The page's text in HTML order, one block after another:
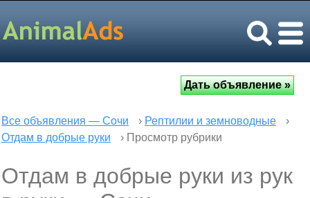
Все объявления — Сочи › Рептилии и земноводные
›
Отдам в добрые руки
› Просмотр рубрики
Отдам в добрые руки из рук